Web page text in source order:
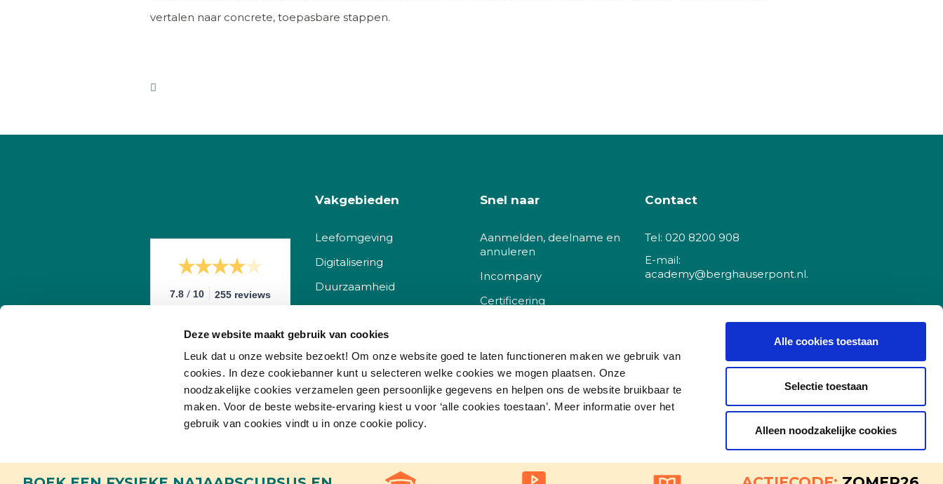
Deze website maakt gebruik van cookies
Leuk dat u onze website bezoekt! Om onze website goed te laten functioneren maken we gebruik van
cookies. In deze cookiebanner kunt u selecteren welke cookies we mogen plaatsen. Onze
noodzakelijke cookies verzamelen geen persoonlijke gegevens en helpen ons de website bruikbaar te
maken. Voor de beste website-ervaring kiest u voor ‘alle cookies toestaan’. Meer informatie over het
gebruik van cookies vindt u in onze cookie policy.
Alle cookies toestaan
Selectie toestaan
Alleen noodzakelijke cookies
vertalen naar concrete, toepasbare stappen.
7.8 / 10 255 reviews
Vakgebieden
Leefomgeving
Digitalisering
Duurzaamheid
Governance
Snel naar
Aanmelden, deelname en
annuleren
Incompany
Certificering
Klachtenprocedure
Korting
Contact
Tel: 020 8200 908
E-mail:
academy@berghauserpont.nl.
geen
BTW nr: NL8501.53.591.B01
KvK Amsterdam 51748878
NL42RABO0158444531